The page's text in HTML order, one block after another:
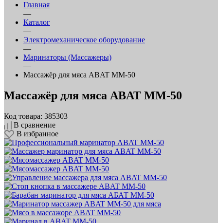
Главная
—
Каталог
—
Электромеханическое оборудование
—
Маринаторы (Массажеры)
—
Массажёр для мяса ABAT ММ‑50
Массажёр для мяса ABAT ММ‑50
Код товара: 385303
В сравнение
В избранное